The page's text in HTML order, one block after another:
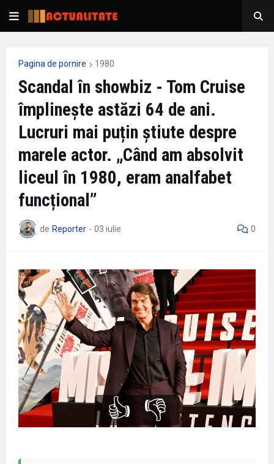
Pagina de pornire 1980
Scandal în showbiz - Tom Cruise
împlinește astăzi 64 de ani.
Lucruri mai puțin știute despre
marele actor. „Când am absolvit
liceul în 1980, eram analfabet
funcțional”
de Reporter - 03 iulie 0
👍 👎